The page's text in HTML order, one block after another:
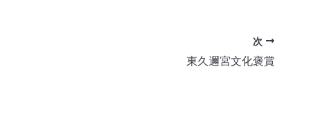
次
東久邇宮文化褒賞